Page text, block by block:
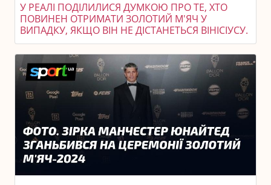
У РЕАЛІ ПОДІЛИЛИСЯ ДУМКОЮ ПРО ТЕ, ХТО
ПОВИНЕН ОТРИМАТИ ЗОЛОТИЙ М'ЯЧ У
ВИПАДКУ, ЯКЩО ВІН НЕ ДІСТАНЕТЬСЯ ВІНІСІУСУ.